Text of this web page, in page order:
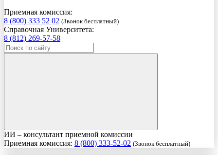
Приемная комиссия:
8 (800) 333 52 02 (Звонок бесплатный)
Справочная Университета:
8 (812) 269-57-58
ИИ – консультант приемной комиссии
Приемная комиссия: 8 (800) 333-52-02 (Звонок бесплатный)